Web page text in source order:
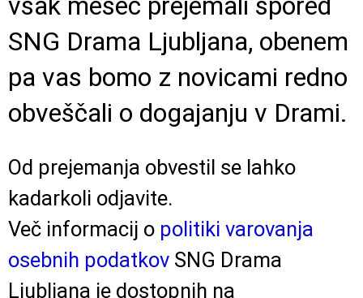
SNG Drama Ljubljana, obenem
pa vas bomo z novicami redno
obveščali o dogajanju v Drami.
Od prejemanja obvestil se lahko
kadarkoli odjavite.
Več informacij o politiki varovanja
osebnih podatkov SNG Drama
Ljubljana je dostopnih na